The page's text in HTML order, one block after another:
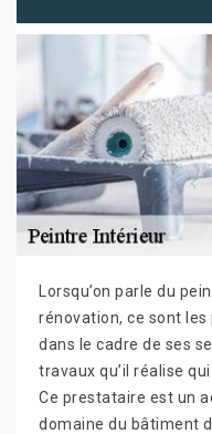
Lorsqu’on parle du
rénovation, ce sont
dans le cadre de ses
travaux qu’il réalise
Ce prestataire est un
domaine du bâtiment